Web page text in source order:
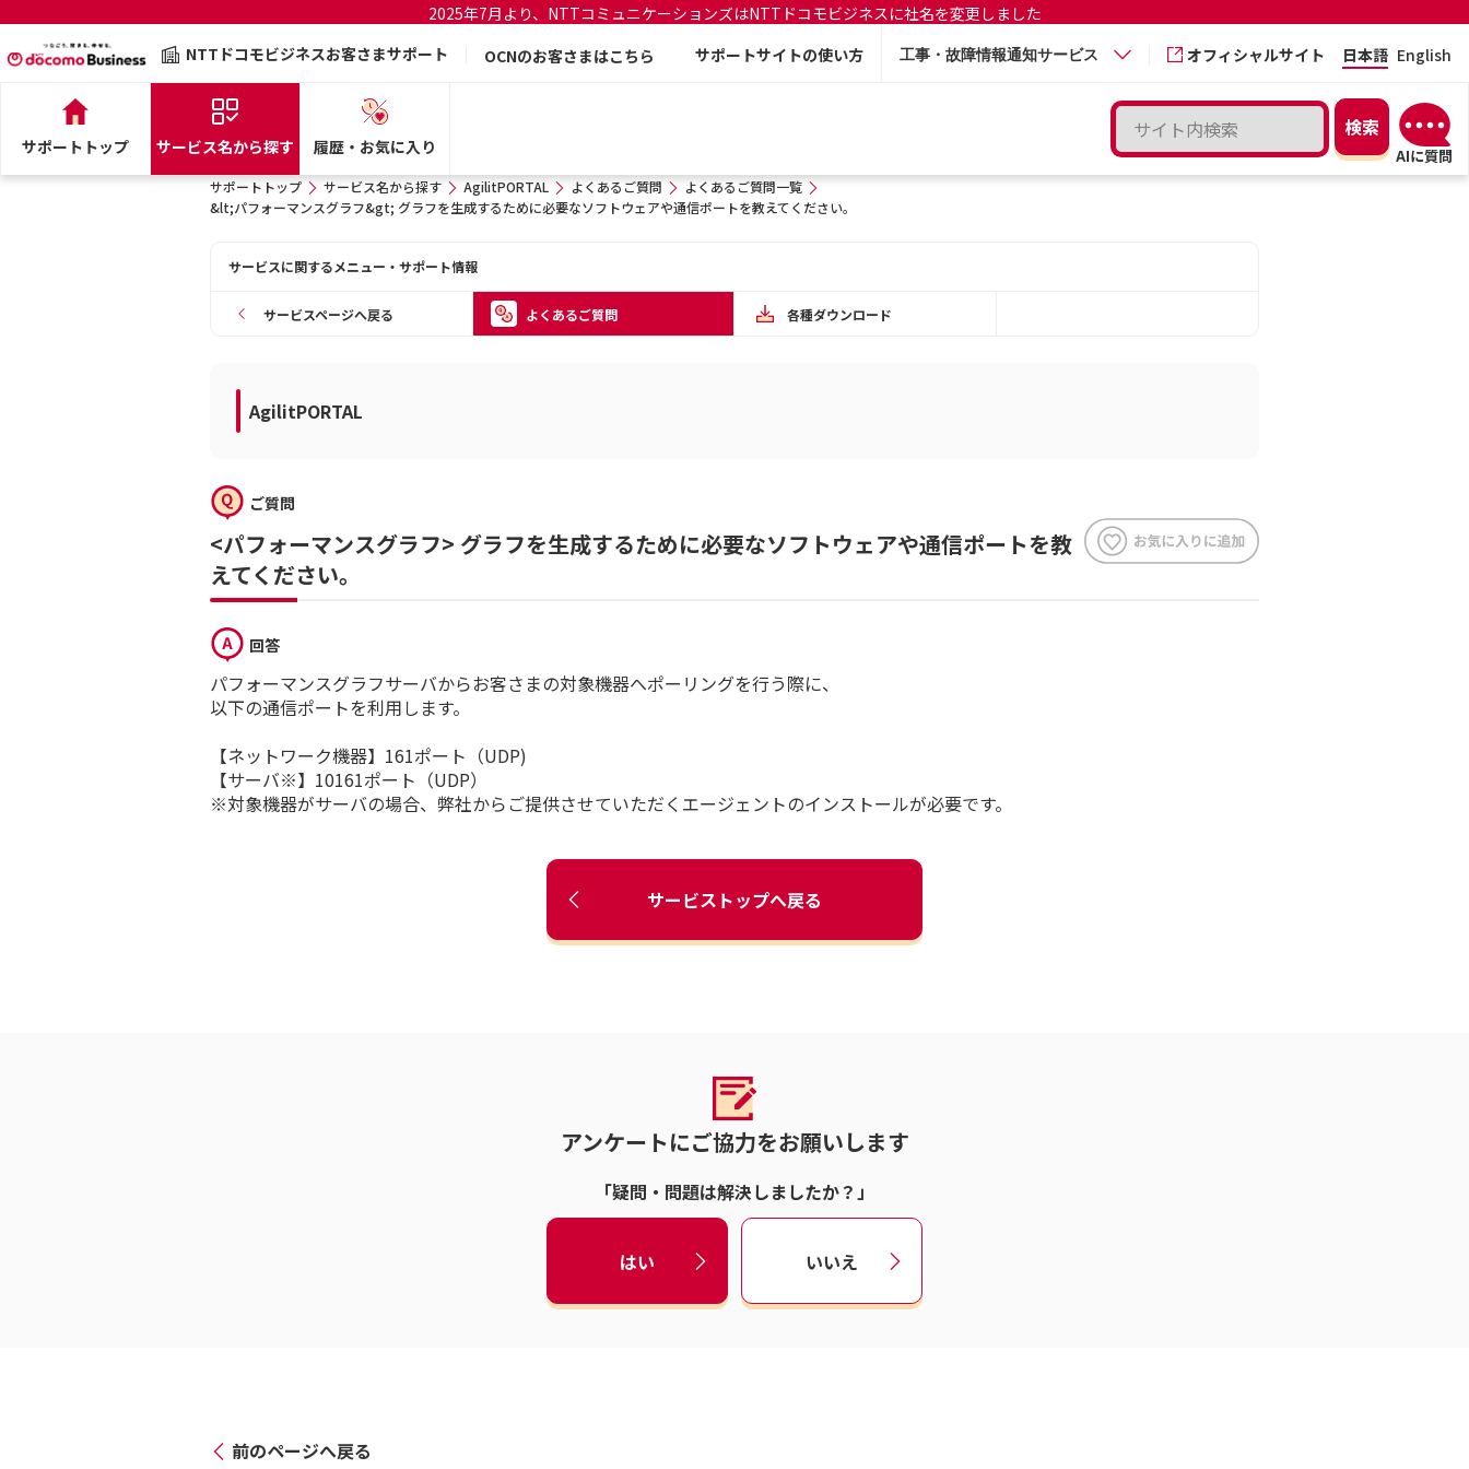
2025年7月より、NTTコミュニケーションズはNTTドコモビジネスに社名を変更しました
NTTドコモビジネスお客さまサポート
OCNのお客さまはこちら サポートサイトの使い方 工事・故障情報通知サービス オフィシャルサイト 日本語 English
サポートトップ サービス名から探す 履歴・お気に入り
サポートトップ サービス名から探す AgilitPORTAL よくあるご質問
よくあるご質問一覧
&lt;パフォーマンスグラフ&gt; グラフを生成するために必要なソフトウェアや通信ポートを教えてください。
サービスに関するメニュー・サポート情報
サービスページへ戻る よくあるご質問 各種ダウンロード
AgilitPORTAL
ご質問
<パフォーマンスグラフ> グラフを生成するために必要なソフトウェアや通信ポートを教
えてください。
回答
パフォーマンスグラフサーバからお客さまの対象機器へポーリングを行う際に、
以下の通信ポートを利用します。
【ネットワーク機器】161ポート（UDP)
【サーバ※】10161ポート（UDP）
※対象機器がサーバの場合、弊社からご提供させていただくエージェントのインストールが必要です。
サービストップへ戻る
アンケートにご協力をお願いします
「疑問・問題は解決しましたか？」
はい いいえ
前のページへ戻る